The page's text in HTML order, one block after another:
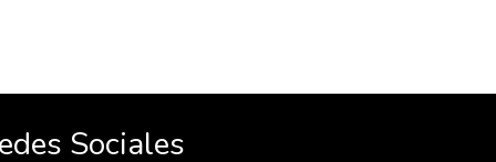
Sociales